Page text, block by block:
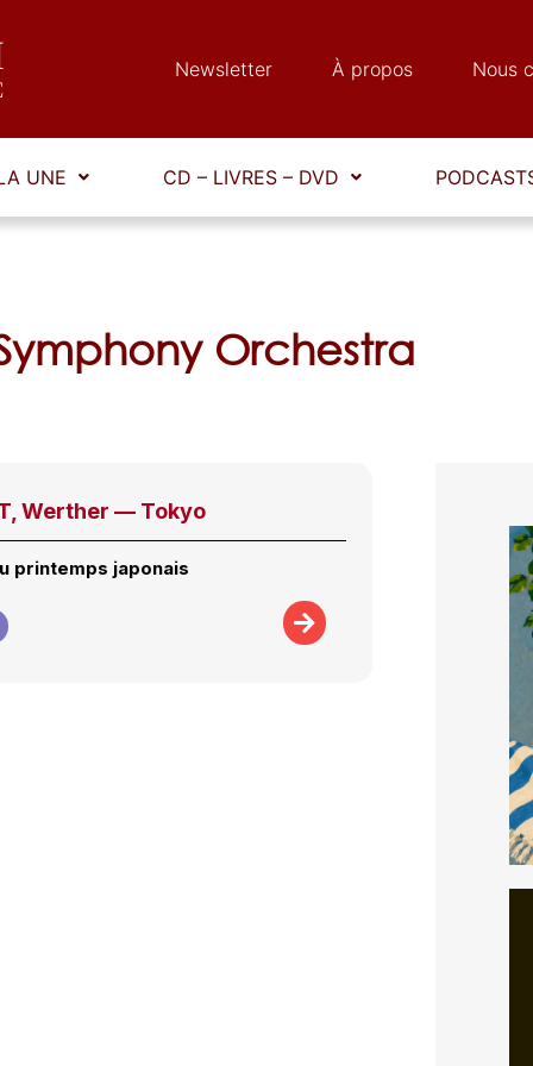
Newsletter À propos Nous
UNE CD – LIVRES – DVD
Orchestra
Werther — Tokyo
printemps japonais